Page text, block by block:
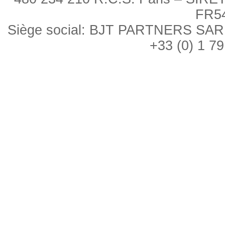
Siège social: BJT PARTNERS
+33 (0) 1